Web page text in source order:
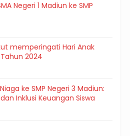
Negeri 1 Madiun ke SMP
memperingati Hari Anak
2024
ke SMP Negeri 3 Madiun:
Inklusi Keuangan Siswa